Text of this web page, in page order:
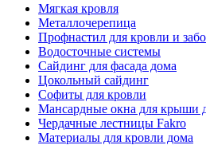
Мягкая кровля
Металлочерепица
Профнастил для кровли и
Водосточные системы
Сайдинг для фасада дома
Цокольный сайдинг
Софиты для кровли
Мансардные окна для крыши
Чердачные лестницы Fakro
Материалы для кровли дома